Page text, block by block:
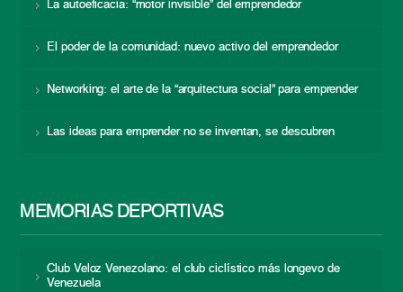
La autoeficacia: “motor invisible” del emprendedor
El poder de la comunidad: nuevo activo del emprendedor
Networking: el arte de la “arquitectura social” para emprender
Las ideas para emprender no se inventan, se descubren
MEMORIAS DEPORTIVAS
Club Veloz Venezolano: el club ciclístico más longevo de
Venezuela